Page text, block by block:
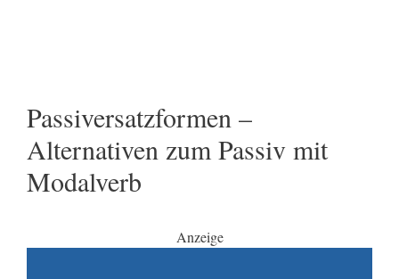
Passiversatzformen –
Alternativen zum Passiv mit
Modalverb
Anzeige